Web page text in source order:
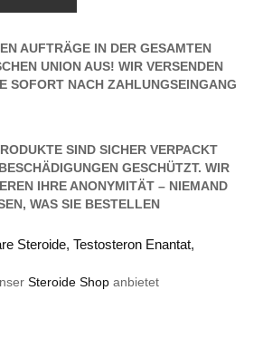
AUFTRÄGE IN DER GESAMTEN
UNION AUS! WIR VERSENDEN
SOFORT NACH ZAHLUNGSEINGANG
SIND SICHER VERPACKT
GESCHÜTZT. WIR
IHRE ANONYMITÄT – NIEMAND
WAS SIE BESTELLEN
Steroide, Testosteron Enantat,
Steroide Shop anbietet